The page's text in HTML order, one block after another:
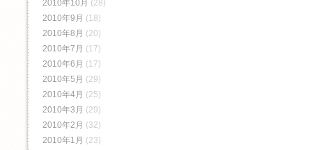
2010年10月 (28)
2010年9月 (18)
2010年8月 (20)
2010年7月 (17)
2010年6月 (17)
2010年5月 (29)
2010年4月 (25)
2010年3月 (29)
2010年2月 (32)
2010年1月 (23)